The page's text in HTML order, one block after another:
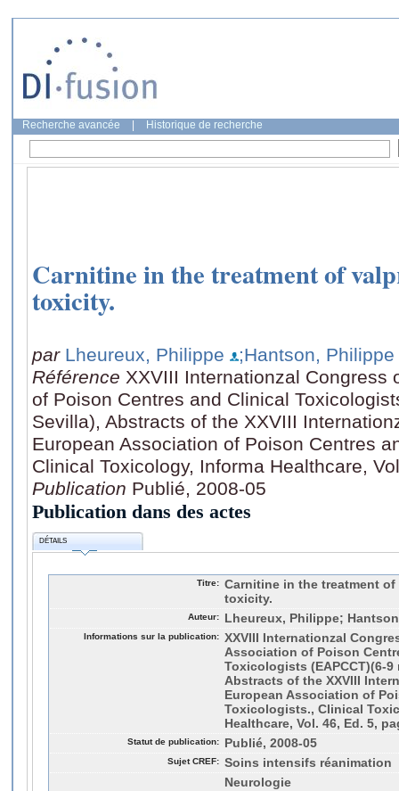
Recherche avancée Historique de recherche
Carnitine in the treatment of
toxicity.
par Lheureux, Philippe
;Hantson, Philippe
Référence XXVIII Internationzal Congress
of Poison Centres and Clinical
Sevilla), Abstracts of the XXVIII
European Association of Poison Centres
Clinical Toxicology, Informa Healthcare,
Publication Publié, 2008-05
Publication dans des actes
DÉTAILS
Titre: Carnitine in the treatment
toxicity.
Auteur: Lheureux, Philippe;
Informations sur la publication: XXVIII Internationzal
Association of Poison
Toxicologists (EAPCCT)(6-9
Abstracts of the XXVIII
European Association of
Toxicologists., Clinical
Healthcare, Vol. 46, Ed. 5,
Statut de publication: Publié, 2008-05
Sujet CREF: Soins intensifs réanimation
Neurologie